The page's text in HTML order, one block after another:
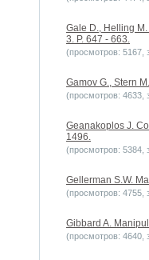
Gale D., Helling
3. P. 647 - 663.
(просмотров: 5167,
Gamov G., Stern
(просмотров: 4633,
Geanakoplos J.
1496.
(просмотров: 5384,
Gellerman S.W.
(просмотров: 4755,
Gibbard A.
(просмотров: 4640,